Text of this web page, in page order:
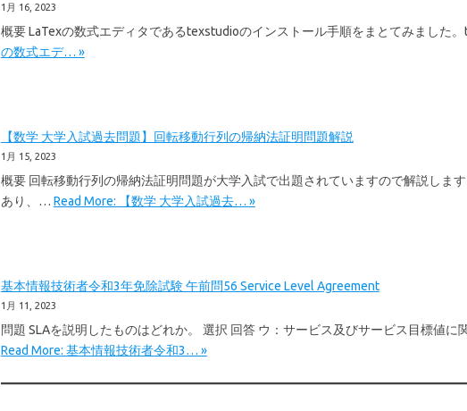
1月 16, 2023
概要 LaTexの数式エディタであるtexstudioのインストール手順をまとてみました
の数式エデ… »
【数学 大学入試過去問題】回転移動行列の帰納法証明問題解説
1月 15, 2023
概要 回転移動行列の帰納法証明問題が大学入試で出題されていますので解説しま
あり、… Read More: 【数学 大学入試過去… »
基本情報技術者令和3年免除試験 午前問56 Service Level Agreement
1月 11, 2023
問題 SLAを説明したものはどれか。 選択 回答 ウ：サービス及びサービス目標値
Read More: 基本情報技術者令和3… »